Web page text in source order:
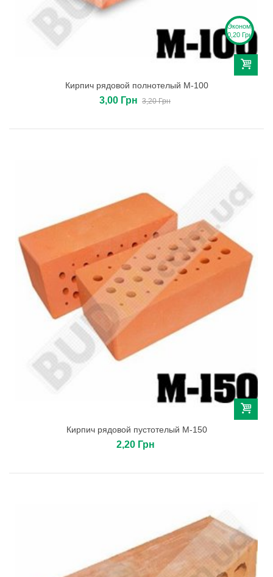
Экономия
0,20 Грн
Кирпич рядовой полнотелый М-100
3,00 Грн 3,20 Грн
Кирпич рядовой пустотелый М-150
2,20 Грн